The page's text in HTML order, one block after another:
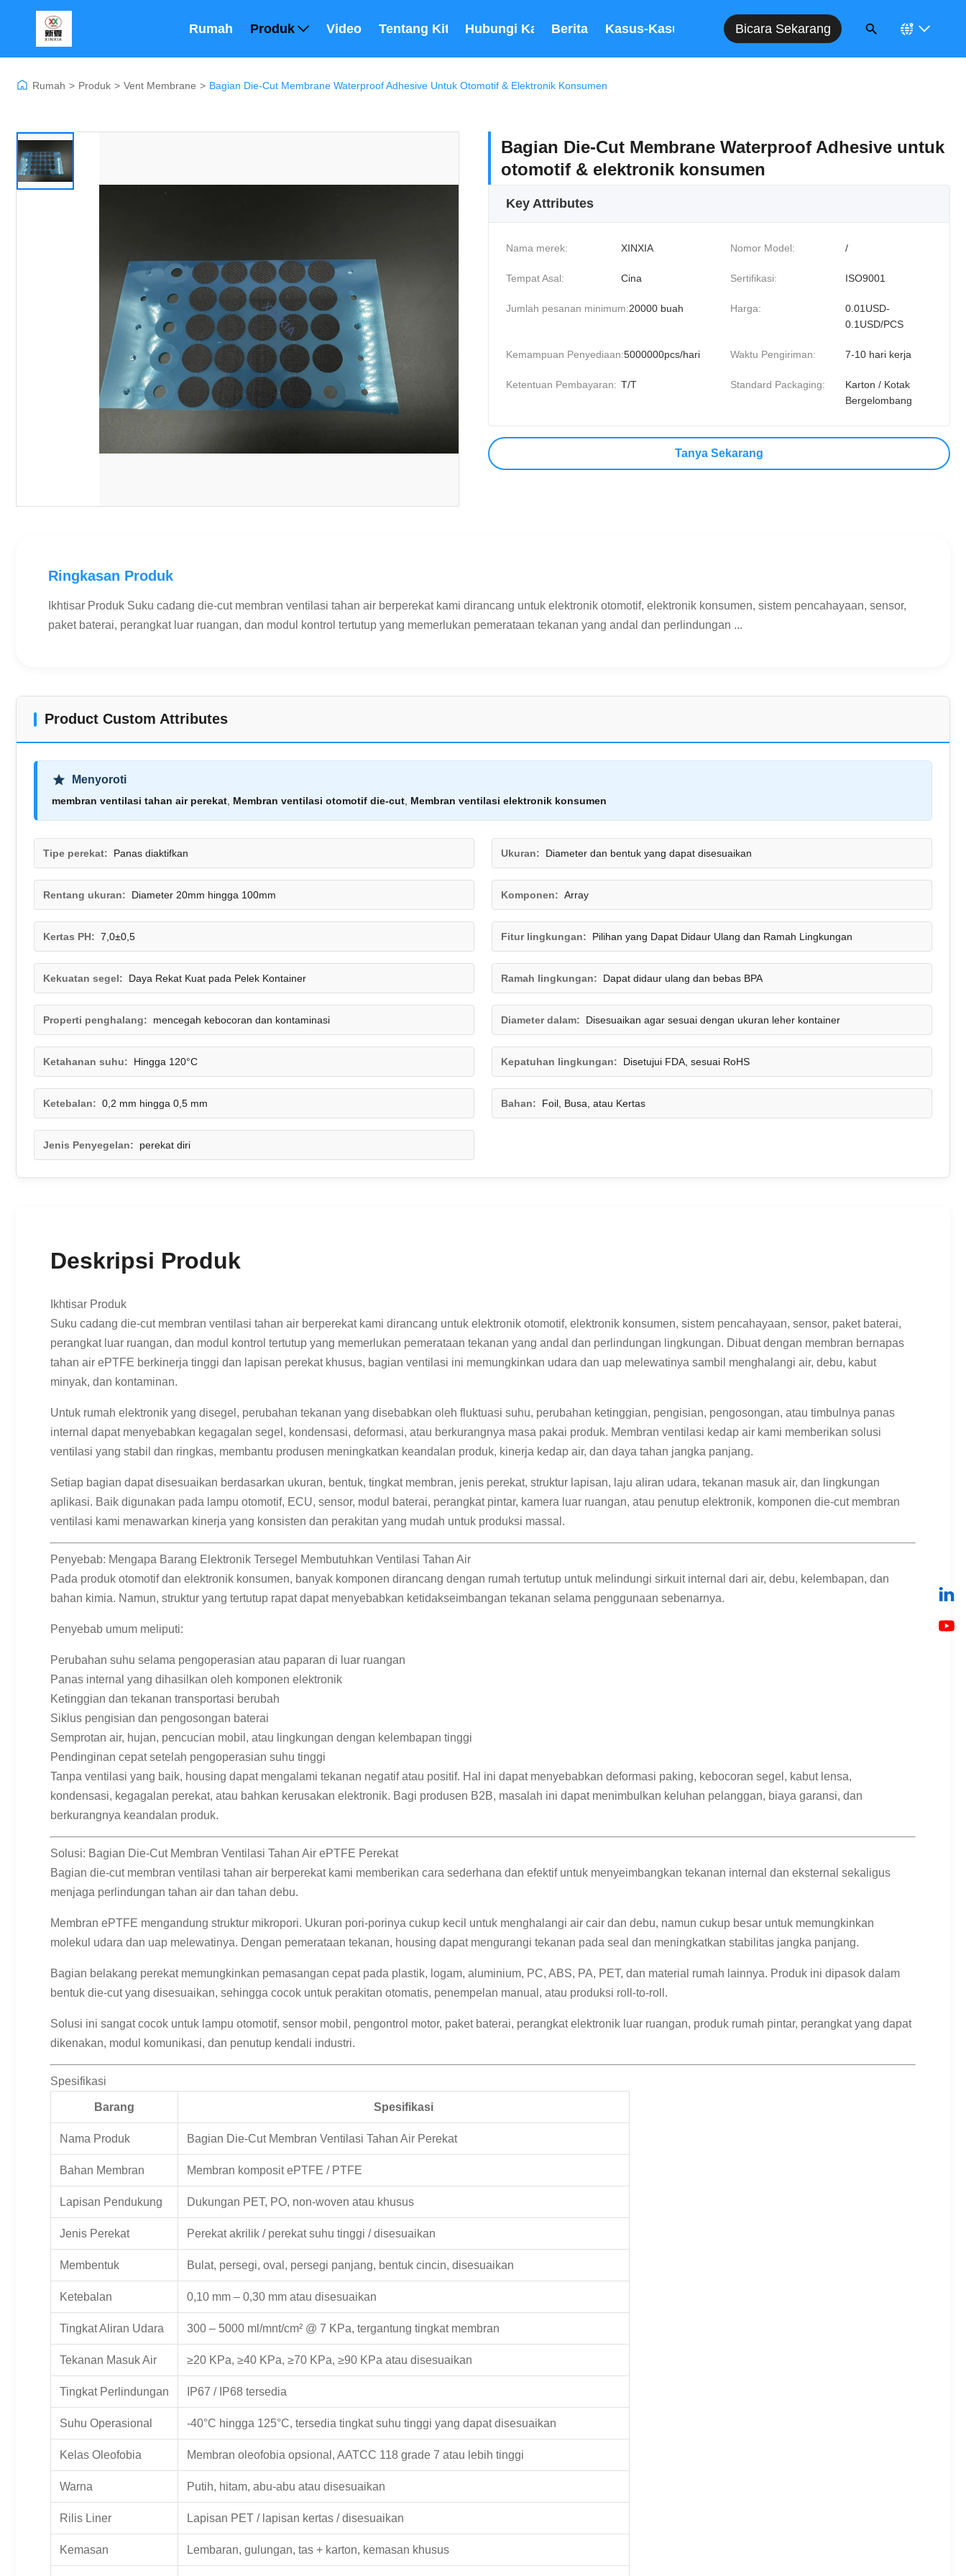
Rumah Produk Video Tentang Kita Hubungi KamiBerita Kasus-Kasus Bicara Sekarang
Rumah > Produk > Vent Membrane > Bagian Die-Cut Membrane Waterproof Adhesive Untuk Otomotif & Elektronik Konsumen
Bagian Die-Cut Membrane Waterproof Adhesive untuk
otomotif & elektronik konsumen
Key Attributes
Nama merek: XINXIA Nomor Model: /
Tempat Asal: Cina Sertifikasi: ISO9001
Jumlah pesanan minimum:20000 buah Harga:
0.01USD-
0.1USD/PCS
Kemampuan Penyediaan:5000000pcs/hari Waktu Pengiriman: 7-10 hari kerja
Ketentuan Pembayaran: T/T Standard Packaging:
Karton / Kotak
Bergelombang
Tanya Sekarang
Ringkasan Produk
Ikhtisar Produk Suku cadang die-cut membran ventilasi tahan air berperekat kami dirancang untuk elektronik otomotif, elektronik konsumen, sistem pencahayaan, sensor,
paket baterai, perangkat luar ruangan, dan modul kontrol tertutup yang memerlukan pemerataan tekanan yang andal dan perlindungan ...
Product Custom Attributes
Menyoroti
membran ventilasi tahan air perekat Membran ventilasi otomotif die-cut Membran ventilasi elektronik konsumen
Tipe perekat: Panas diaktifkan Ukuran: Diameter dan bentuk yang dapat disesuaikan
Rentang ukuran: Diameter 20mm hingga 100mm Komponen: Array
Kertas PH: 7,0±0,5 Fitur lingkungan: Pilihan yang Dapat Didaur Ulang dan Ramah Lingkungan
Kekuatan segel: Daya Rekat Kuat pada Pelek Kontainer Ramah lingkungan: Dapat didaur ulang dan bebas BPA
Properti penghalang: mencegah kebocoran dan kontaminasi Diameter dalam: Disesuaikan agar sesuai dengan ukuran leher kontainer
Ketahanan suhu: Hingga 120°C Kepatuhan lingkungan: Disetujui FDA, sesuai RoHS
Ketebalan: 0,2 mm hingga 0,5 mm Bahan: Foil, Busa, atau Kertas
Jenis Penyegelan: perekat diri
Deskripsi Produk
Ikhtisar Produk
Suku cadang die-cut membran ventilasi tahan air berperekat kami dirancang untuk elektronik otomotif, elektronik konsumen, sistem pencahayaan, sensor, paket baterai,
perangkat luar ruangan, dan modul kontrol tertutup yang memerlukan pemerataan tekanan yang andal dan perlindungan lingkungan. Dibuat dengan membran bernapas
tahan air ePTFE berkinerja tinggi dan lapisan perekat khusus, bagian ventilasi ini memungkinkan udara dan uap melewatinya sambil menghalangi air, debu, kabut
minyak, dan kontaminan.
Untuk rumah elektronik yang disegel, perubahan tekanan yang disebabkan oleh fluktuasi suhu, perubahan ketinggian, pengisian, pengosongan, atau timbulnya panas
internal dapat menyebabkan kegagalan segel, kondensasi, deformasi, atau berkurangnya masa pakai produk. Membran ventilasi kedap air kami memberikan solusi
ventilasi yang stabil dan ringkas, membantu produsen meningkatkan keandalan produk, kinerja kedap air, dan daya tahan jangka panjang.
Setiap bagian dapat disesuaikan berdasarkan ukuran, bentuk, tingkat membran, jenis perekat, struktur lapisan, laju aliran udara, tekanan masuk air, dan lingkungan
aplikasi. Baik digunakan pada lampu otomotif, ECU, sensor, modul baterai, perangkat pintar, kamera luar ruangan, atau penutup elektronik, komponen die-cut membran
ventilasi kami menawarkan kinerja yang konsisten dan perakitan yang mudah untuk produksi massal.
Penyebab: Mengapa Barang Elektronik Tersegel Membutuhkan Ventilasi Tahan Air
Pada produk otomotif dan elektronik konsumen, banyak komponen dirancang dengan rumah tertutup untuk melindungi sirkuit internal dari air, debu, kelembapan, dan
bahan kimia. Namun, struktur yang tertutup rapat dapat menyebabkan ketidakseimbangan tekanan selama penggunaan sebenarnya.
Penyebab umum meliputi:
Perubahan suhu selama pengoperasian atau paparan di luar ruangan
Panas internal yang dihasilkan oleh komponen elektronik
Ketinggian dan tekanan transportasi berubah
Siklus pengisian dan pengosongan baterai
Semprotan air, hujan, pencucian mobil, atau lingkungan dengan kelembapan tinggi
Pendinginan cepat setelah pengoperasian suhu tinggi
Tanpa ventilasi yang baik, housing dapat mengalami tekanan negatif atau positif. Hal ini dapat menyebabkan deformasi paking, kebocoran segel, kabut lensa,
kondensasi, kegagalan perekat, atau bahkan kerusakan elektronik. Bagi produsen B2B, masalah ini dapat menimbulkan keluhan pelanggan, biaya garansi, dan
berkurangnya keandalan produk.
Solusi: Bagian Die-Cut Membran Ventilasi Tahan Air ePTFE Perekat
Bagian die-cut membran ventilasi tahan air berperekat kami memberikan cara sederhana dan efektif untuk menyeimbangkan tekanan internal dan eksternal sekaligus
menjaga perlindungan tahan air dan tahan debu.
Membran ePTFE mengandung struktur mikropori. Ukuran pori-porinya cukup kecil untuk menghalangi air cair dan debu, namun cukup besar untuk memungkinkan
molekul udara dan uap melewatinya. Dengan pemerataan tekanan, housing dapat mengurangi tekanan pada seal dan meningkatkan stabilitas jangka panjang.
Bagian belakang perekat memungkinkan pemasangan cepat pada plastik, logam, aluminium, PC, ABS, PA, PET, dan material rumah lainnya. Produk ini dipasok dalam
bentuk die-cut yang disesuaikan, sehingga cocok untuk perakitan otomatis, penempelan manual, atau produksi roll-to-roll.
Solusi ini sangat cocok untuk lampu otomotif, sensor mobil, pengontrol motor, paket baterai, perangkat elektronik luar ruangan, produk rumah pintar, perangkat yang dapat
dikenakan, modul komunikasi, dan penutup kendali industri.
Spesifikasi
Barang Spesifikasi
Nama Produk Bagian Die-Cut Membran Ventilasi Tahan Air Perekat
Bahan Membran Membran komposit ePTFE / PTFE
Lapisan Pendukung Dukungan PET, PO, non-woven atau khusus
Jenis Perekat Perekat akrilik / perekat suhu tinggi / disesuaikan
Membentuk Bulat, persegi, oval, persegi panjang, bentuk cincin, disesuaikan
Ketebalan 0,10 mm – 0,30 mm atau disesuaikan
Tingkat Aliran Udara 300 – 5000 ml/mnt/cm² @ 7 KPa, tergantung tingkat membran
Tekanan Masuk Air ≥20 KPa, ≥40 KPa, ≥70 KPa, ≥90 KPa atau disesuaikan
Tingkat Perlindungan IP67 / IP68 tersedia
Suhu Operasional -40°C hingga 125°C, tersedia tingkat suhu tinggi yang dapat disesuaikan
Kelas Oleofobia Membran oleofobia opsional, AATCC 118 grade 7 atau lebih tinggi
Warna Putih, hitam, abu-abu atau disesuaikan
Rilis Liner Lapisan PET / lapisan kertas / disesuaikan
Kemasan Lembaran, gulungan, tas + karton, kemasan khusus